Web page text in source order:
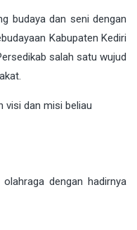
budaya dan seni dengan
Kabupaten Kediri
salah satu wujud
visi dan misi beliau
dengan hadirnya